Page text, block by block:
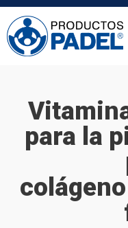
para la